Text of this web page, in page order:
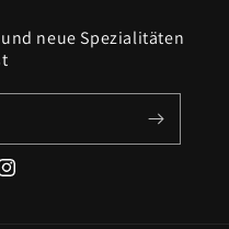
neue Spezialitäten